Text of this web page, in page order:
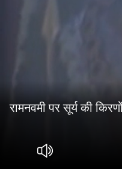
रामनवमी पर सूर्य की